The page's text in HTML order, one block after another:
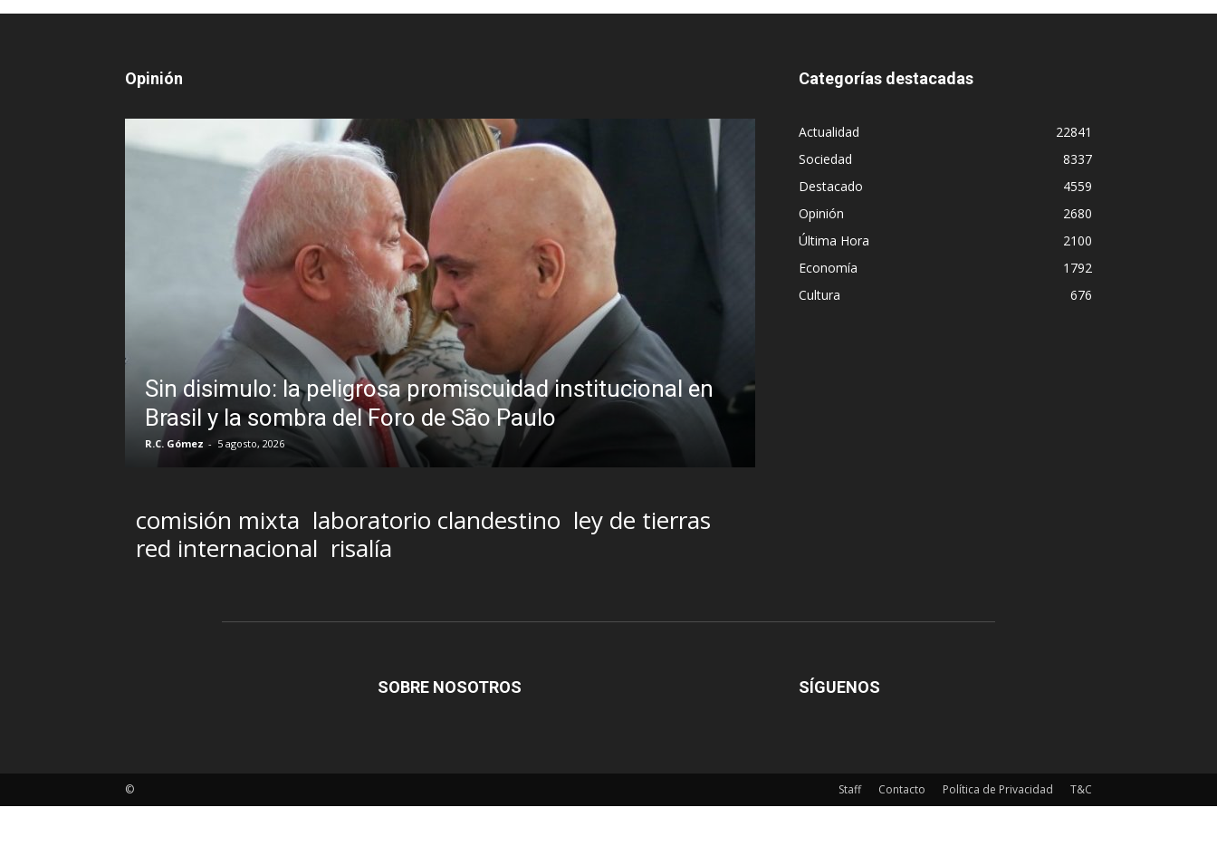
Opinión
disimulo: la peligrosa promiscuidad institucional en
y la sombra del Foro de São Paulo
Diego Leuco pintaba para bueno en la labor periodística,
pero prefirió derrapar y terminar en un programa de
streaming sin categoría en LUZU TV
4 agosto, 2026
comisión mixta laboratorio clandestino ley de tierras
red internacional risalía
Categorías destacadas
Actualidad
22841
Sociedad
8337
Destacado
4559
Opinión
2680
Última Hora
2100
Economía
1792
Cultura
676
SOBRE NOSOTROS SÍGUENOS
Staff Contacto Política de Privacidad T&C
©